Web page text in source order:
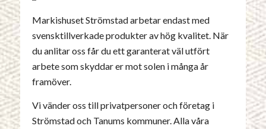
Markishuset Strömstad arbetar endast med
svensktillverkade produkter av hög kvalitet. När
du anlitar oss får du ett garanterat väl utfört
arbete som skyddar er mot solen i många år
framöver.
Vi vänder oss till privatpersoner och företag i
Strömstad och Tanums kommuner. Alla våra